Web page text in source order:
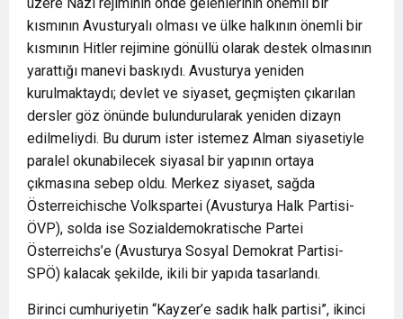
kısmının Avusturyalı olması ve ülke halkının önemli bir
kısmının Hitler rejimine gönüllü olarak destek olmasının
yarattığı manevi baskıydı. Avusturya yeniden
kurulmaktaydı; devlet ve siyaset, geçmişten çıkarılan
dersler göz önünde bulundurularak yeniden dizayn
edilmeliydi. Bu durum ister istemez Alman siyasetiyle
paralel okunabilecek siyasal bir yapının ortaya
çıkmasına sebep oldu. Merkez siyaset, sağda
Österreichische Volkspartei (Avusturya Halk Partisi-
ÖVP), solda ise Sozialdemokratische Partei
Österreichs’e (Avusturya Sosyal Demokrat Partisi-
SPÖ) kalacak şekilde, ikili bir yapıda tasarlandı.
Birinci cumhuriyetin “Kayzer’e sadık halk partisi”, ikinci